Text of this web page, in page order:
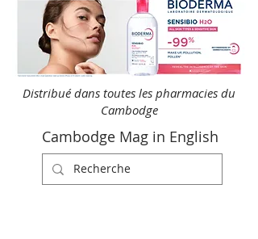
Distribué dans toutes les pharmacies du
Cambodge
Cambodge Mag in English